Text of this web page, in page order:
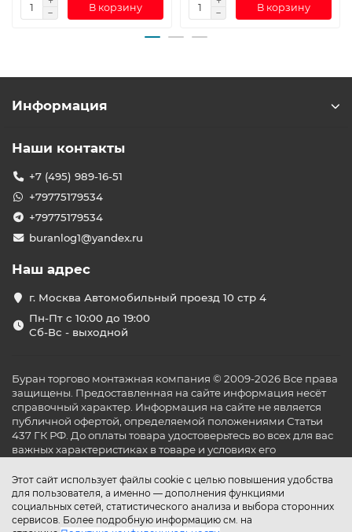
В корзину В корзину
Этот сайт использует файлы cookie с целью повышения удобства
для пользователя, а именно — дополнения функциями
социальных сетей, статистического анализа и выбора сторонних
сервисов. Более подробную информацию см. на
Информация
Наши контакты
+7 (495) 989-16-51
+79775179534
+79775179534
buranlog1@yandex.ru
Наш адрес
г. Москва Автомобильный проезд 10 стр 4
Пн-Пт с 10:00 до 19:00
Сб-Вс - выходной
Буран торгово монтажная компания © 2009-2026 Все права
защищены. Предоставленная на сайте информация несёт
справочный характер. Информация на сайте не является
публичной офертой, определяемой положениями Статьи
437 ГК РФ. До оплаты товара удостоверьтесь во всех для вас
важных характеристиках в товаре и условиях его